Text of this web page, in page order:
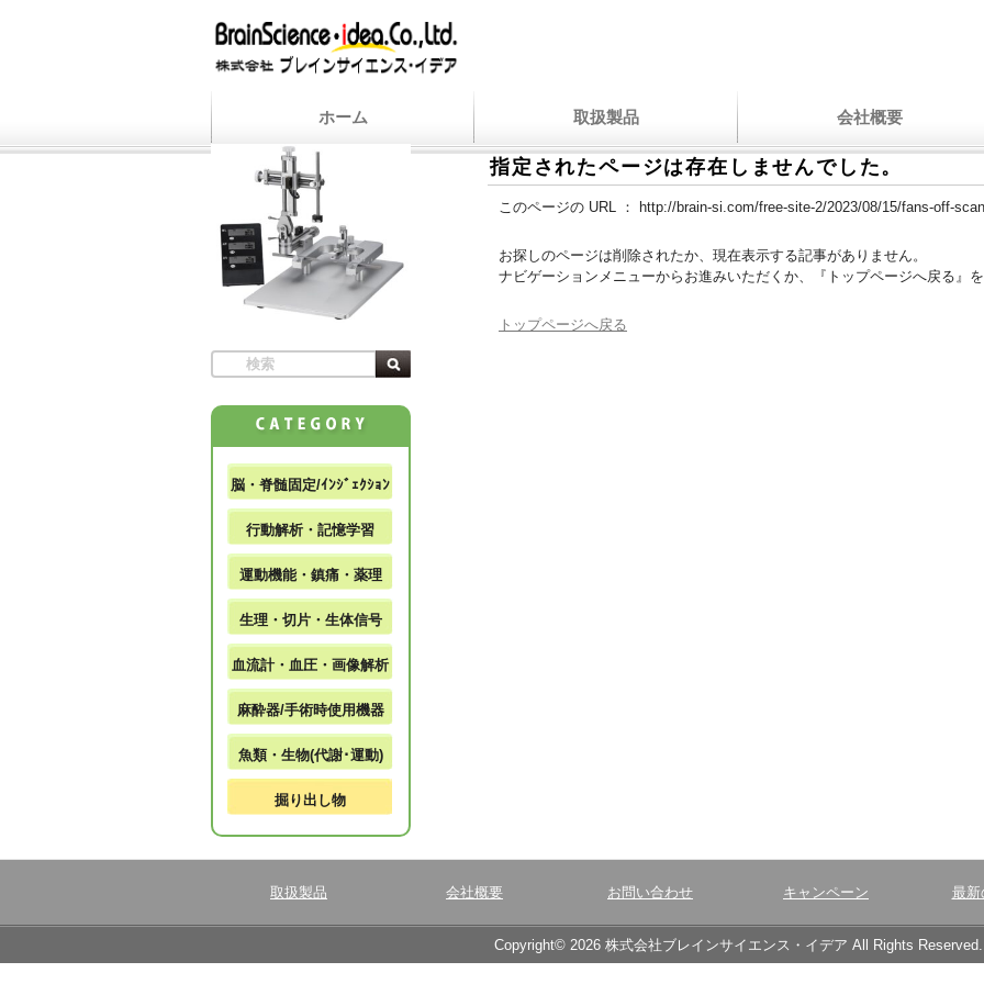
ホーム 取扱製品 会社概要
指定されたページは存在しませんでした。
このページの URL ： http://brain-si.com/free-site-2/2023/08/15/fans-off-
お探しのページは削除されたか、現在表示する記事がありません。
ナビゲーションメニューからお進みいただくか、『トップページへ戻る』を
トップページへ戻る
脳・脊髄固定/ｲﾝｼﾞｪｸｼｮﾝ
行動解析・記憶学習
運動機能・鎮痛・薬理
生理・切片・生体信号
血流計・血圧・画像解析
麻酔器/手術時使用機器
魚類・生物(代謝･運動)
掘り出し物
取扱製品 会社概要 お問い合わせ キャンペーン 最新
Copyright© 2026 株式会社ブレインサイエンス・イデア All Rights Reserved.